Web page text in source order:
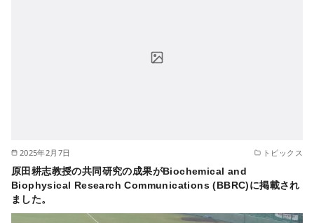
2025年2月7日 トピックス
原田耕志教授の共同研究の成果がBiochemical and
Biophysical Research Communications (BBRC)に掲載され
ました。